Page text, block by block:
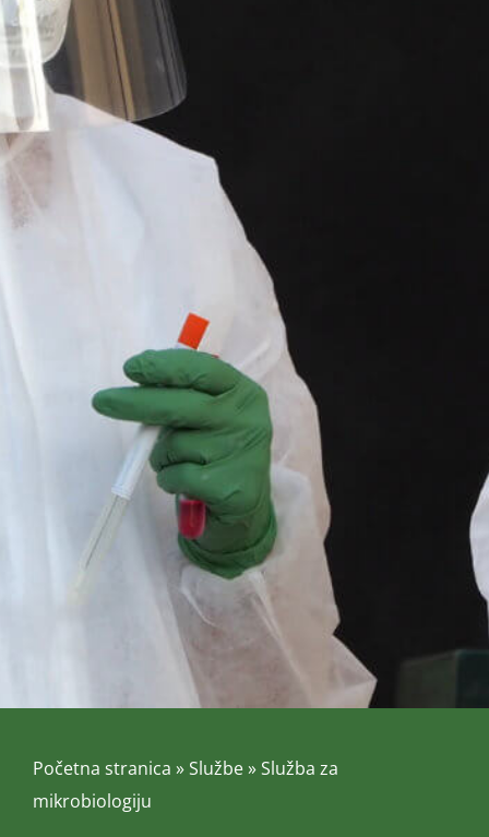
Početna stranica »Službe»Služba za
mikrobiologiju